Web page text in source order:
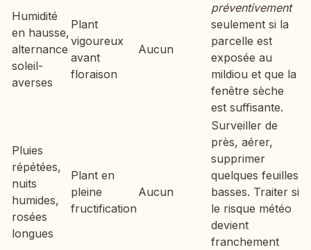
Humidité
en hausse,
alternance
soleil-
averses
Plant
vigoureux
avant
floraison
Aucun
préventivement
seulement si la
parcelle est
exposée au
mildiou et que la
fenêtre sèche
est suffisante.
Pluies
répétées,
nuits
humides,
rosées
longues
Plant en
pleine
fructification
Aucun
Surveiller de
près, aérer,
supprimer
quelques feuilles
basses. Traiter si
le risque météo
devient
franchement